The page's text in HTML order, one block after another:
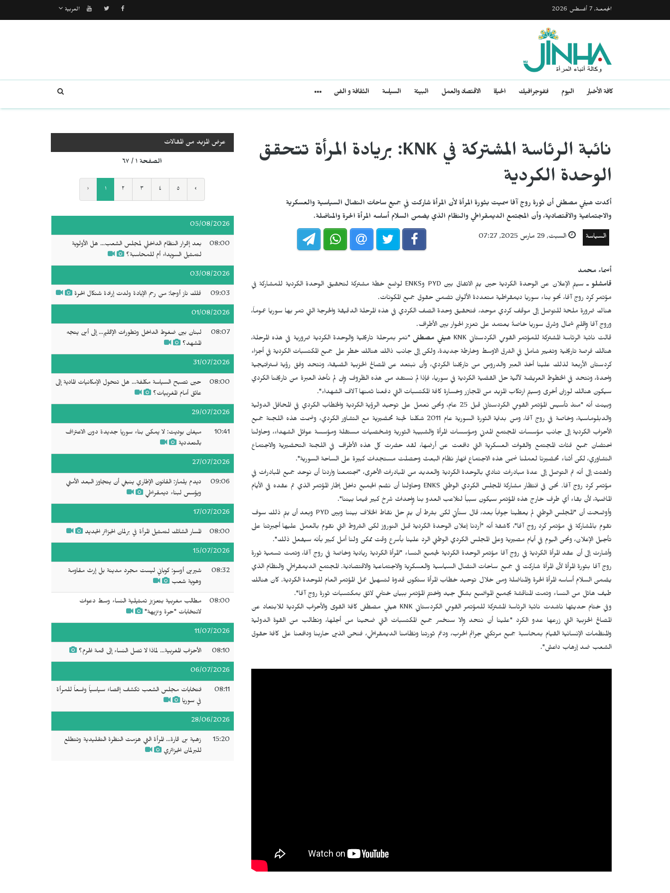
الجمعـة, 7 أغسطس 2026 العربية
كافة الأخبار اليوم انفوجرافيك الحياة الاقتصاد والعمل البيئة السياسة الثقافة و الفن
نائبة الرئاسة المشتركة في KNK: بريادة المرأة تتحقق
الوحدة الكردية
أكدت هيفي مصطفى أن ثورة روج آفا سميت بثورة المرأة لأن المرأة شاركت في جميع ساحات النضال السياسية والعسكرية
والاجتماعية والاقتصادية، وأن المجتمع الديمقراطي والنظام الذي يضمن السلام أساسه المرأة الحرة والمناضلة.
السياسة السبت, 29 مارس 2025, 07:27
أسماء محمد
قامشلو ـ سيتم الإعلان عن الوحدة الكردية حين يتم الاتفاق بين PYD وENKS لوضع خطة مشتركة لتحقيق الوحدة الكردية للمشاركة في
مؤتمر كرد روج آفا، نحو بناء سوريا ديمقراطية متعددة الألوان تضمن حقوق جميع المكونات.
هناك ضرورة ملحة للتوصل إلى موقف كردي موحد، فتحقيق وحدة الصف الكردي في هذه المرحلة الدقيقة والحرجة التي تمر بها سوريا عموماً،
وروج آفا وإقليم شمال وشرق سوريا خاصةً يعتمد على تعزيز الحوار بين الأطراف.
قالت نائبة الرئاسة المشتركة للمؤتمر القومي الكردستانيKNK هيفي مصطفى"نمر بمرحلة تاريخية والوحدة الكردية ضرورية في هذه المرحلة،
هنالك فرصة تاريخية وتغيير شامل في الشرق الاوسط وخارطة جديدة، ولكن إلى جانب ذالك هنالك خطر على جميع المكتسبات الكردية في أجزاء
كردستان الأربعة لذلك علينا أخذ العبر والدروس من تاريخنا الكردي، وأن نبتعد عن المصالح الحزبية الضيقة، ونتحد وفق رؤية استراتيجية
واحدة، ونتحد في الخطوط العريضة لآلية حل القضية الكردية في سوريا، فإذا لم نستفد من هذه الظروف وإن لم نأخذ العبرة من تاريخنا الكردي
سيكون هنالك لوزان أخرى وسيتم ارتكاب المزيد من المجازر وخسارة كافة المكتسبات التي دفعنا ثمنها آلاف الشهداء".
وبينت أنه "منذ تأسيس المؤتمر القومي الكردستاني قبل 25 عام، ونحن نعمل على توحيد الرؤية الكردية والخطاب الكردي في المحافل الدولية
والدبلوماسية، وخاصة في روج آفا، ومن بداية الثورة السورية عام 2011 شكلنا لجنة تحضيرية مع التشاور الكردي، وضمت هذه اللجنة جميع
الأحزاب الكردية إلى جانب مؤسسات المجتمع المدني ومؤسسات المرأة والشبيبة الثورية وشخصيات مستقلة ومؤسسة عوائل الشهداء، وحاولنا
احتضان جميع فئات المجتمع والقوات العسكرية التي دافعت عن أرضها، لقد حضرت كل هذه الأطراف في اللجنة التحضيرية والاجتماع
التشاوري، لكن أثناء تحضيرنا لعملنا ضمن هذه الاجتماع انهار نظام البعث وحصلت مستجدات كبيرة على الساحة السورية".
ولفتت إلى أنه تم التوصل إلى عدة مبادرات تنادي بالوحدة الكردية والعديد من المبادرات الأخرى، "اجتمعنا واردنا أن نوحد جميع المبادرات في
مؤتمر كرد روج آفا. نحن في انتظار مشاركة المجلس الكردي الوطني ENKS وحاولنا أن نضم الجميع داخل إطار المؤتمر الذي تم عقده في الأيام
الماضية، لأن بقاء أي طرف خارج هذه المؤتمر سيكون سبباً لتلاعب العدو بنا وإحداث شرخ كبير فيما بيننا".
وأوضحت أن "المجلس الوطني لم يعطينا جواباً بعد، قال سنأتي لكن بشرط أن يتم حل نقاط الخلاف بيننا وبين PYD وبعد أن يتم ذلك سوف
نقوم بالمشاركة في مؤتمر كرد روج آفا"، كاشفة أنه "أردنا إعلان الوحدة الكردية قبل النوروز لكن الشروط التي نقوم بالعمل عليها أجبرتنا على
تأجيل الإعلان، ونحن اليوم في أيام مصيرية وعلى المجلس الكردي الوطني الرد علينا بأسرع وقت ممكن ولنا أمل كبير بأنه سيفعل ذلك".
وأشارت إلى أن عقد المرأة الكردية في روج آفا مؤتمر الوحدة الكردية لجميع النساء "المرأة الكردية ريادية وخاصة في روج آفا، وتمت تسمية ثورة
روج آفا بثورة المرأة لأن المرأة شاركت في جميع ساحات النضال السياسية والعسكرية والاجتماعية والاقتصادية. المجتمع الديمقراطي والنظام الذي
يضمن السلام أساسه المرأة الحرة والمناضلة ومن خلال توحيد خطاب المرأة ستكون قدوة لتسهيل عمل المؤتمر العام للوحدة الكردية. كان هنالك
طيف هائل من النساء وتمت المناقشة بجميع المواضيع بشكل جيد واختتم المؤتمر ببيان ختامي لائق بمكتسبات ثورة روج آفا".
وفي ختام حديثها ناشدت نائبة الرئاسة المشتركة للمؤتمر القومي الكردستانيKNK هيفي مصطفى كافة القوى والأحزاب الكردية للابتعاد عن
المصالح الحزبية التي زرعها عدو الكرد "علينا أن نتحد وإلا سنخسر جميع المكتسبات التي ضحينا من أجلها، ونطالب من القوة الدولية
والمنظمات الإنسانية القيام بمحاسبة جميع مرتكبي جرائم الحرب، ودعم ثورتنا ونظامنا الديمقراطي، فنحن الذين حاربنا ودافعنا على كافة حقوق
الشعب ضد إرهاب داعش".
عرض المزيد من المقالات
الصفحة ١ / ٦٧
‹ ١ ٢ ٣ ٤ ٥ ›
05/08/2026
08:00
بعد إقرار النظام الداخلي لمجلس الشعب... هل الأولوية
لتمثيل السويداء أم للمحاسبة؟
03/08/2026
09:03 فلك ناز أوجا: من رحم الإبادة ولدت إرادة شنكال الحرة
01/08/2026
08:07
لبنان بين ضغوط الداخل وتطورات الإقليم... إلى أين يتجه
المشهد؟
31/07/2026
08:00
حين تصبح السياسة مكلفة... هل تتحول الإمكانيات المادية إلى
عائق أمام المغربيات؟
29/07/2026
10:41
ميغان بوديت: لا يمكن بناء سوريا جديدة دون الاعتراف
بالتعددية
27/07/2026
09:06
ديدم يلماز: القانون الإطاري ينبغي أن يتجاوز البعد الأمني
ويؤسس لبناء ديمقراطي
17/07/2026
08:00 المسار الشائك لتمثيل المرأة في برلمان الجزائر الجديد
15/07/2026
08:32
شيرين أوسو: كوباني ليست مجرد مدينة بل إرث مقاومة
وهوية شعب
08:00
مطالب مغربية بتعزيز تمثيلية النساء وسط دعوات
لانتخابات "حرة ونزيهة"
11/07/2026
08:10 الأحزاب المغربية... لماذا لا تصل النساء إلى قمة الهرم؟
06/07/2026
08:11
انتخابات مجلس الشعب تكشف إقصاءً سياسياً واسعاً للمرأة
في سوريا
28/06/2026
15:20
زهية بن قارة... المرأة التي هزمت النظرة التقليدية وتتطلع
للبرلمان الجزائري